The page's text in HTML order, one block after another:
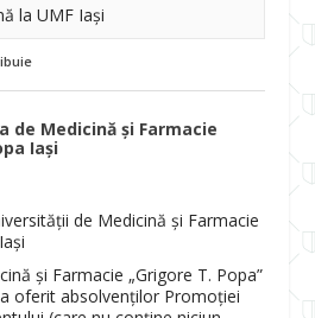
la UMF Iași
de Medicină și Farmacie
Iași
de Medicină și Farmacie
și Farmacie „Grigore T. Popa”
oferit absolvenților Promoției